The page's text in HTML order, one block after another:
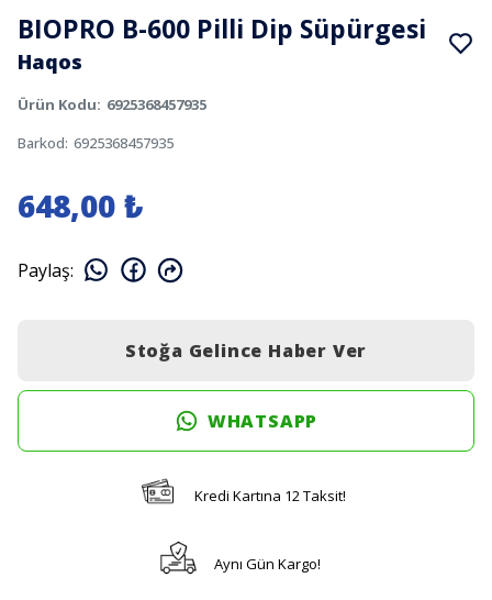
BIOPRO B-600 Pilli Dip Süpürgesi
Haqos
Ürün Kodu: 6925368457935
Barkod: 6925368457935
648,00 ₺
Paylaş:
Stoğa Gelince Haber Ver
WHATSAPP
Kredi Kartına 12 Taksit!
Aynı Gün Kargo!